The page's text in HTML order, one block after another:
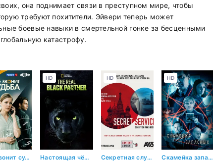
она поднимает связи в преступном мире, чтобы
требуют похитители. Эйвери теперь может
боевые навыки в смертельной гонке за бесценными
катастрофу.
Тебе звонит судьба Настоящая чёрная пантера
HD
Секретная служба
HD
Скамейка запасных
HD